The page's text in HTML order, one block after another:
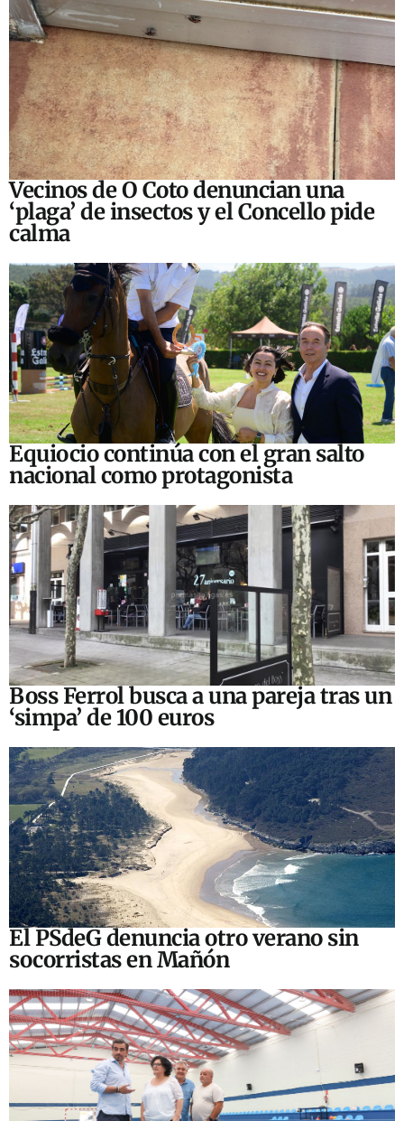
Vecinos de O Coto denuncian una
‘plaga’ de insectos y el Concello pide
calma
Equiocio continúa con el gran salto
nacional como protagonista
Boss Ferrol busca a una pareja tras un
‘simpa’ de 100 euros
El PSdeG denuncia otro verano sin
socorristas en Mañón